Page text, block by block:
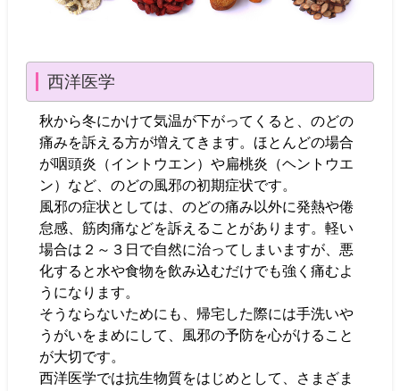
西洋医学
秋から冬にかけて気温が下がってくると、のどの
痛みを訴える方が増えてきます。ほとんどの場合
が咽頭炎（イントウエン）や扁桃炎（ヘントウエ
ン）など、のどの風邪の初期症状です。
風邪の症状としては、のどの痛み以外に発熱や倦
怠感、筋肉痛などを訴えることがあります。軽い
場合は２～３日で自然に治ってしまいますが、悪
化すると水や食物を飲み込むだけでも強く痛むよ
うになります。
そうならないためにも、帰宅した際には手洗いや
うがいをまめにして、風邪の予防を心がけること
が大切です。
西洋医学では抗生物質をはじめとして、さまざま